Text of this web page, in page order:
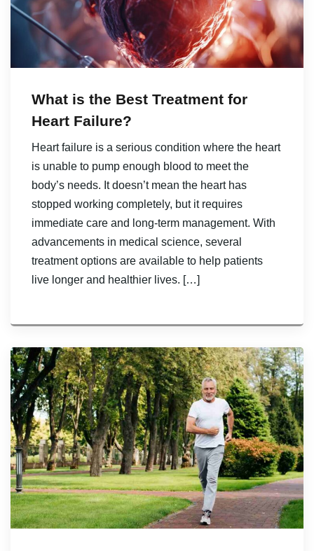
What is the Best Treatment for
Heart Failure?
Heart failure is a serious condition where the heart
is unable to pump enough blood to meet the
body’s needs. It doesn’t mean the heart has
stopped working completely, but it requires
immediate care and long-term management. With
advancements in medical science, several
treatment options are available to help patients
live longer and healthier lives. […]